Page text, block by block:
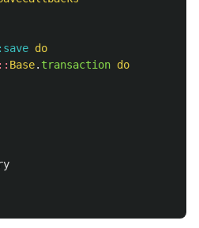
:save do
:: Base. transaction do